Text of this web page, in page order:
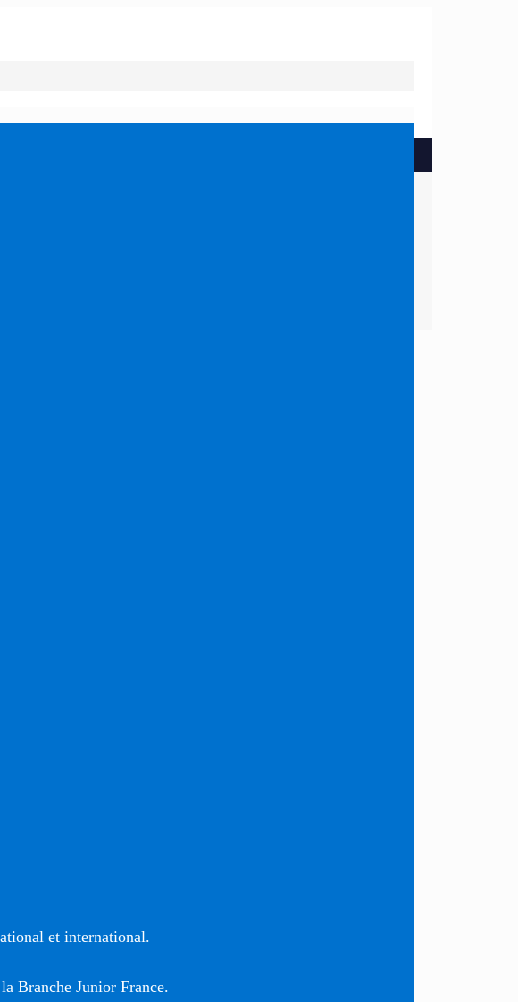
et international.
Branche Junior France.